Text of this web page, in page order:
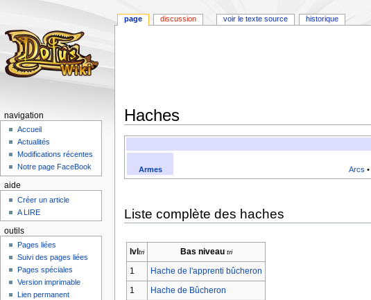
Haches
à
navigation
à
recherche
Armes
Arcs •
Liste complète des haches
lvl
Bas niveau
1
Hache de l'apprenti bûcheron
1
Hache de Bûcheron
page discussion voir le texte source historique
navigation
Accueil
Actualités
Modifications récentes
Notre page FaceBook
aide
Créer un article
A LIRE
outils
Pages liées
Suivi des pages liées
Pages spéciales
Version imprimable
Lien permanent